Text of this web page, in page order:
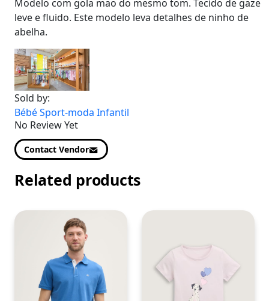
Modelo com gola mao do mesmo tom. Tecido de gaze
leve e fluido. Este modelo leva detalhes de ninho de
abelha.
Sold by:
Bébé Sport-moda Infantil
No Review Yet
Contact Vendor
Related products